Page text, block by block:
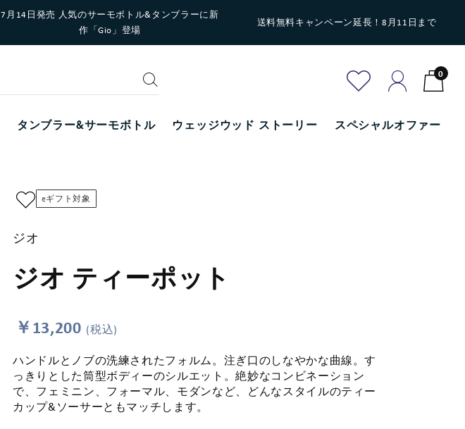
7月14日発売 人気のサーモボトル&タンブラーに新
作「Gio」登場
送料無料キャンペーン延長！8月11日まで
0
タンブラー&サーモボトル ウェッジウッド ストーリー スペシャルオファー
eギフト対象
ジオ
ジオ ティーポット
￥13,200 (税込)
ハンドルとノブの洗練されたフォルム。注ぎ口のしなやかな曲線。す
っきりとした筒型ボディーのシルエット。絶妙なコンビネーション
で、フェミニン、フォーマル、モダンなど、どんなスタイルのティー
カップ&ソーサーともマッチします。